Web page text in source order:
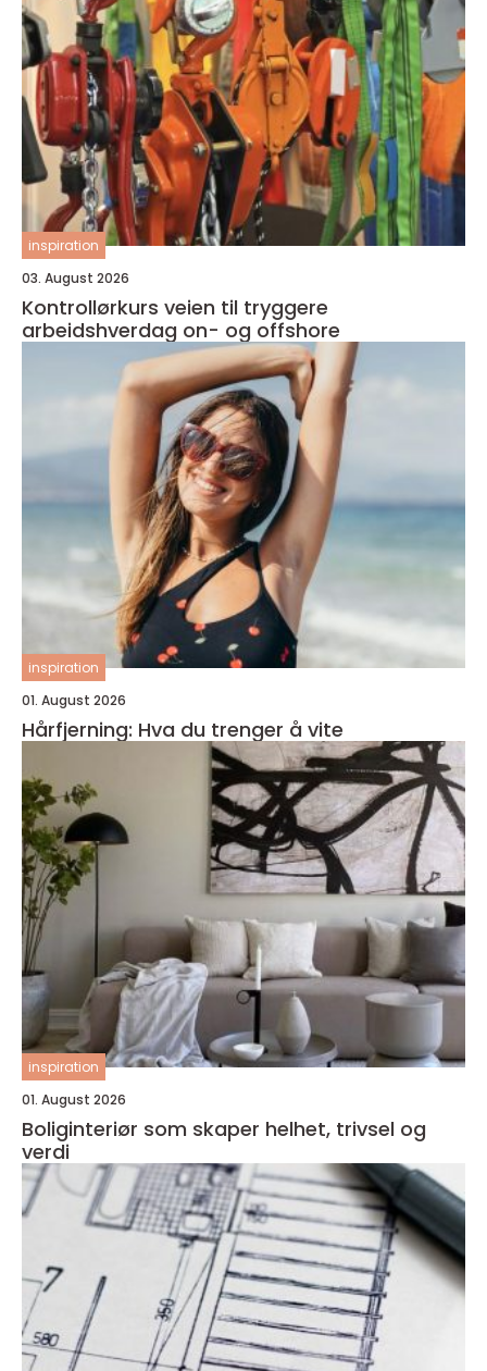
inspiration
03. August 2026
Kontrollørkurs veien til tryggere
arbeidshverdag on- og offshore
inspiration
01. August 2026
Hårfjerning: Hva du trenger å vite
inspiration
01. August 2026
Boliginteriør som skaper helhet, trivsel og
verdi